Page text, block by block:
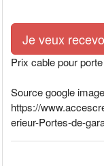
Je veux
Prix cable pour
Source google
https://
erieur-Portes-de-